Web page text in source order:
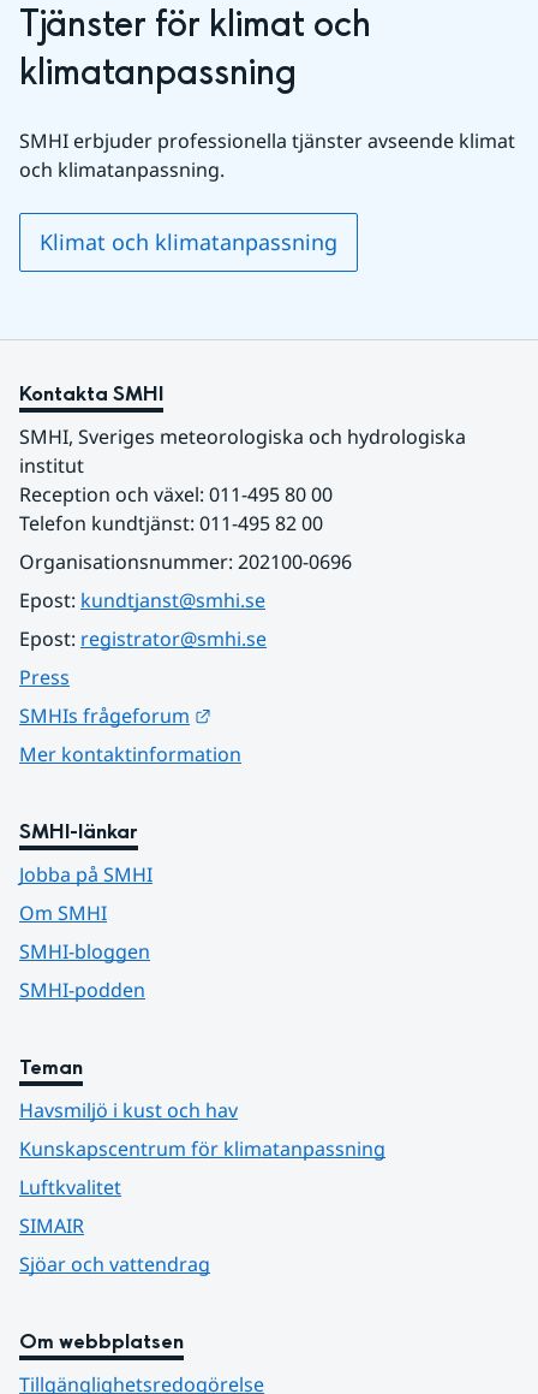
Tjänster för klimat och
klimatanpassning
SMHI erbjuder professionella tjänster avseende klimat
och klimatanpassning.
Klimat och klimatanpassning
Kontakta SMHI
SMHI, Sveriges meteorologiska och hydrologiska
institut
Reception och växel: 011-495 80 00
Telefon kundtjänst: 011-495 82 00
Organisationsnummer: 202100-0696
Epost: kundtjanst@smhi.se
Epost: registrator@smhi.se
Press
SMHIs frågeforum
Mer kontaktinformation
SMHI-länkar
Jobba på SMHI
Om SMHI
SMHI-bloggen
SMHI-podden
Teman
Havsmiljö i kust och hav
Kunskapscentrum för klimatanpassning
Luftkvalitet
SIMAIR
Sjöar och vattendrag
Om webbplatsen
Tillgänglighetsredogörelse